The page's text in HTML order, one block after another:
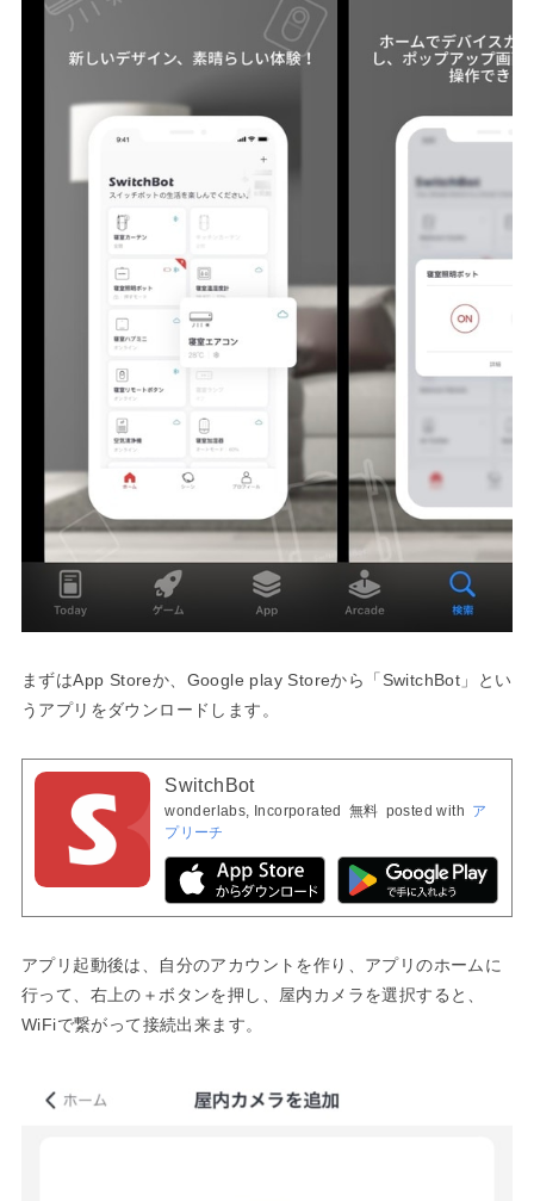
まずはApp Storeか、Google play Storeから「SwitchBot」とい
うアプリをダウンロードします。
SwitchBot
wonderlabs, Incorporated 無料 posted with ア
プリーチ
アプリ起動後は、自分のアカウントを作り、アプリのホームに
行って、右上の＋ボタンを押し、屋内カメラを選択すると、
WiFiで繋がって接続出来ます。